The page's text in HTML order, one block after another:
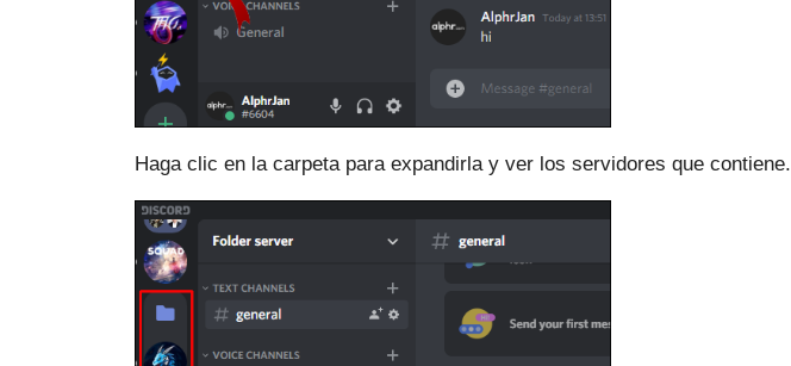
Haga clic en la carpeta para expandirla y ver los servidores que contiene.